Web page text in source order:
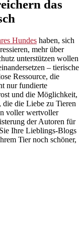
das
Hundes haben, sich
mehr über
unterstützen wollen
– tierische
Ressource, die
nur fundierte
und die Möglichkeit,
die die Liebe zu Tieren
voller wertvoller
der Autoren für
Ihre Lieblings-Blogs
Tier noch schöner,